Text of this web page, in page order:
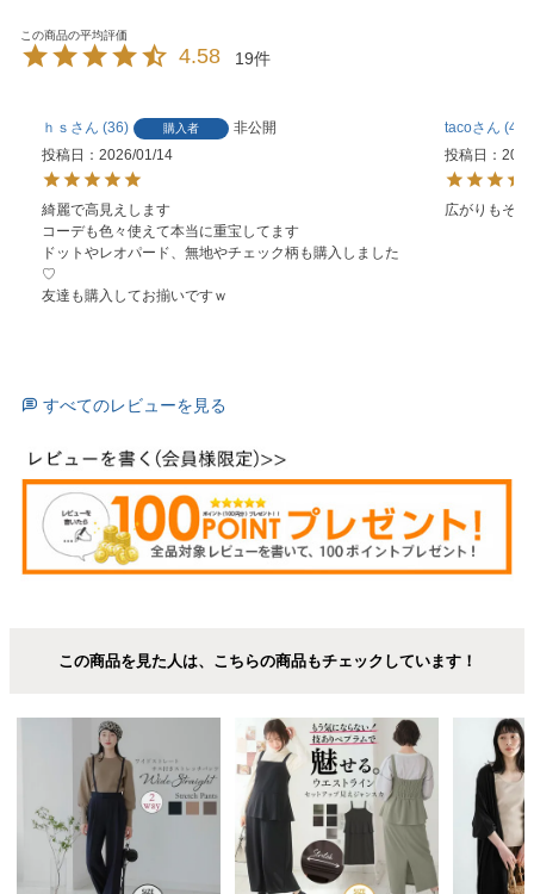
4.58 19
ｈｓ 36 購入者
非公開
投稿日
2026/01/14
綺麗で高見えします
コーデも色々使えて本当に重宝してます
ドットやレオパード、無地やチェック柄も購入しました
♡
友達も購入してお揃いですｗ
taco
4
投稿日
広がりもそ
すべてのレビューを見る
この商品を見た人は、こちらの商品もチェックしています！